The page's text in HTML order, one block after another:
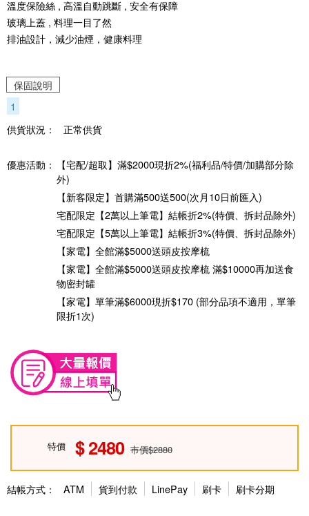
溫度保險絲 , 高溫自動跳斷 , 安全有保障
玻璃上蓋 , 料理一目了然
排油設計，減少油煙，健康料理
保固說明
1
供貨狀況：
正常供貨
優惠活動：
【宅配/超取】滿$2000現折2%(福利品/特價/加購部分除
外)
【新客限定】首購滿500送500(次月10日前匯入)
宅配限定【2萬以上筆電】結帳折2%(特價、拆封品除外)
宅配限定【5萬以上筆電】結帳折3%(特價、拆封品除外)
【家電】全館滿$5000送頭皮按摩梳
【家電】全館滿$5000送頭皮按摩梳 滿$10000再加送食
物密封罐
【家電】單筆滿$6000現折$170 (部分品項不適用，單筆
限折1次)
特價 2480 市價$2880
結帳方式： ATM 貨到付款 LinePay 刷卡 刷卡分期